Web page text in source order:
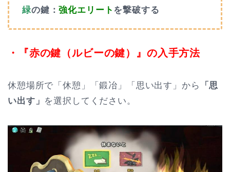
緑の鍵：強化エリート を撃破する
・『赤の鍵（ルビーの鍵）』の入手方法
休憩場所で「休憩」「鍛冶」「思い出す」から
「思
い出す」 を選択してください。